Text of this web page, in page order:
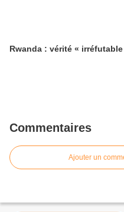
Rwanda : vérité «
Commentaires
Ajouter un